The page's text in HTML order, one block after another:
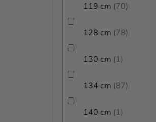
119 cm 70
128 cm 78
130 cm 1
134 cm 87
140 cm 1
Detský kostým - Arktický
je
29,09 €
32,99 € (–11 %)